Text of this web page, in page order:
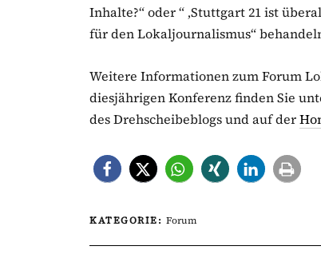
Inhalte?“ oder “ ‚Stuttgart 21 ist
für den Lokaljournalismus“
Weitere Informationen zum Forum
diesjährigen Konferenz finden Sie
des Drehscheibeblogs und auf der
KATEGORIE: Forum